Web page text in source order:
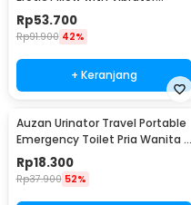
Holder - PF3102
Rp53.700
Rp91.900 42%
+ Keranjang
Auzan Urinator Travel Portable
Emergency Toilet Pria Wanita -
C1676
Rp18.300
Rp37.900 52%